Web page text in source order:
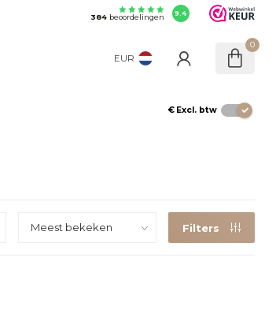
384beoordelingen 9.4
EUR
0
€ Excl. btw
Filters